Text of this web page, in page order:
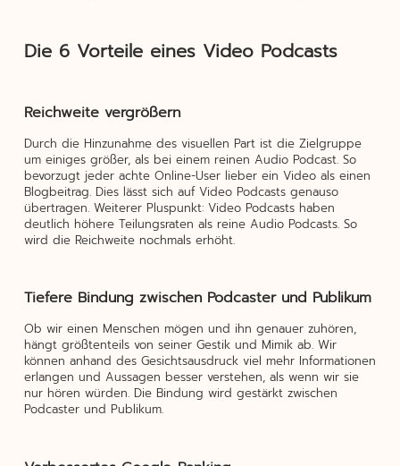
Die 6 Vorteile eines Video Podcasts
Reichweite vergrößern
Durch die Hinzunahme des visuellen Part ist die Zielgruppe
um einiges größer, als bei einem reinen Audio Podcast. So
bevorzugt jeder achte Online-User lieber ein Video als einen
Blogbeitrag. Dies lässt sich auf Video Podcasts genauso
übertragen. Weiterer Pluspunkt: Video Podcasts haben
deutlich höhere Teilungsraten als reine Audio Podcasts. So
wird die Reichweite nochmals erhöht.
Tiefere Bindung zwischen Podcaster und Publikum
Ob wir einen Menschen mögen und ihn genauer zuhören,
hängt größtenteils von seiner Gestik und Mimik ab. Wir
können anhand des Gesichtsausdruck viel mehr Informationen
erlangen und Aussagen besser verstehen, als wenn wir sie
nur hören würden. Die Bindung wird gestärkt zwischen
Podcaster und Publikum.